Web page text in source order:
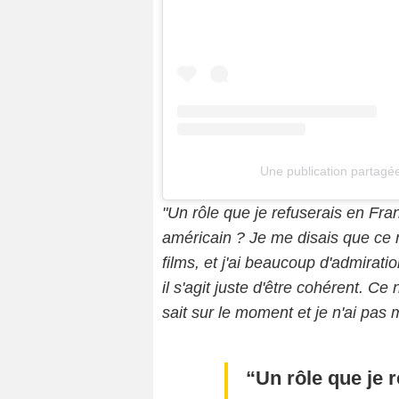
Une publication
"Un rôle que je refuserais en
américain ? Je me disais que
films, et j'ai beaucoup
il s'agit juste d'être cohérent. Ce
sait sur le moment et je n'ai pas
Un rôle que je